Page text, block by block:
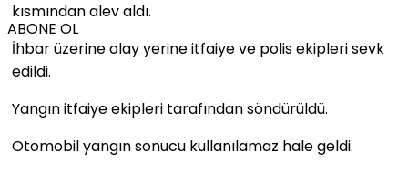
ABONE OL
kısmından alev aldı.
İhbar üzerine olay yerine itfaiye ve polis ekipleri sevk
edildi.
Yangın itfaiye ekipleri tarafından söndürüldü.
Otomobil yangın sonucu kullanılamaz hale geldi.